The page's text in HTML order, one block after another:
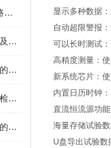
新鲜出炉!国华电气600A回路电阻测试仪的简单介绍
电缆交流耐压机的工作原理及技术特点说明
针对橡套电缆进行干燥处理的设备 - 电缆硫化干燥机选购指南
如何对直流电阻测试仪进行检定及误差分析
电缆故障探伤仪为电力系统的稳定运行提供了有力保障
显示多种数据
自动超限警报
可以长时测试
高精度测量：
新系统芯片：
内置日历时钟
直流恒流源功
海量存储试验
U盘导出试验